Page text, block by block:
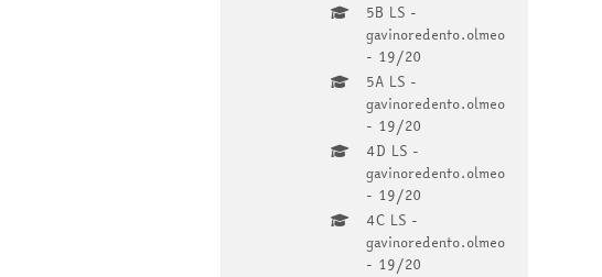
5B LS -
gavinoredento.olmeo
- 19/20
5A LS -
gavinoredento.olmeo
- 19/20
4D LS -
gavinoredento.olmeo
- 19/20
4C LS -
gavinoredento.olmeo
- 19/20